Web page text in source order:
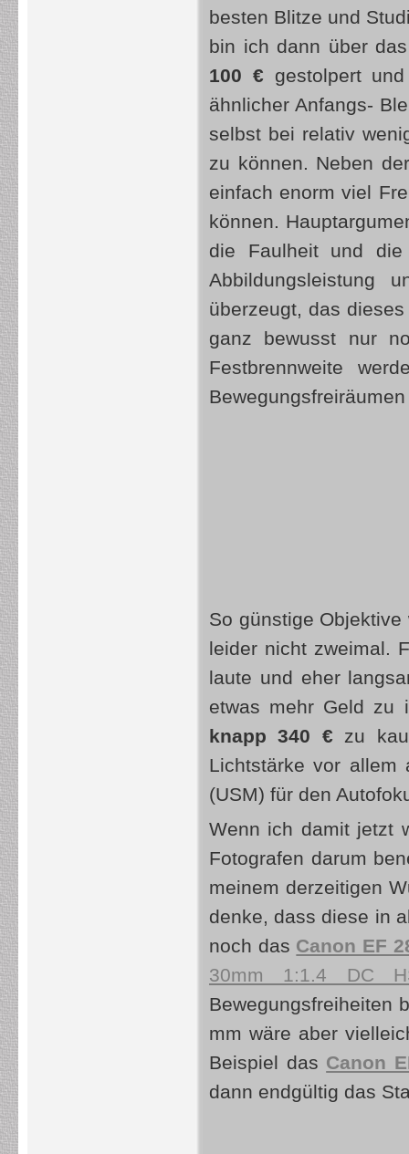
besten Blitze und
bin ich dann über
100 € gestolpert
ähnlicher Anfangs-
selbst bei relativ
zu können. Neben der
einfach enorm viel
können.
die Faulheit und
Abbildungsleistung
überzeugt, das
ganz bewusst nur
Festbrennweite
So günstige
leider nicht zweimal.
laute und eher
etwas mehr Geld
knapp 340 € zu
Lichtstärke vor allem
(USM) für den
Wenn ich damit jetzt
Fotografen darum
meinem derzeitigen
denke, dass diese in
noch das Canon EF
30mm 1:1.4 DC
Bewegungsfreiheiten
mm wäre aber
Beispiel das Canon
dann endgültig das